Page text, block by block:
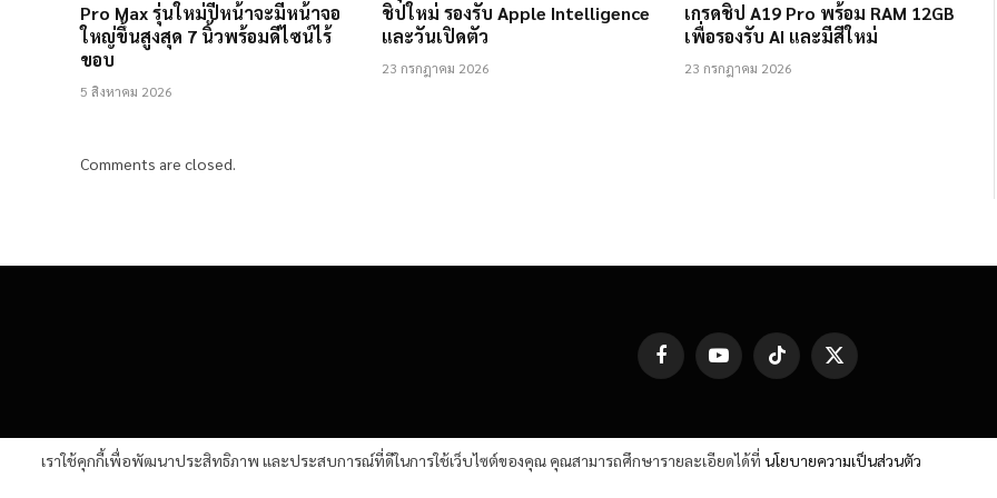
Pro Max รุ่นใหม่ปีหน้าจะมีหน้าจอ
ใหญ่ขึ้นสูงสุด 7 นิ้วพร้อมดีไซน์ไร้
ขอบ
5 สิงหาคม 2026
ชิปใหม่ รองรับ Apple Intelligence
และวันเปิดตัว
23 กรกฎาคม 2026
เกรดชิป A19 Pro พร้อม RAM 12GB
เพื่อรองรับ AI และมีสีใหม่
23 กรกฎาคม 2026
Comments are closed.
FacebookYouTube TikTok
X
(Twitter)
เราใช้คุกกี้เพื่อพัฒนาประสิทธิภาพ และประสบการณ์ที่ดีในการใช้เว็บไซต์ของคุณ คุณสามารถศึกษารายละเอียดได้ที่ นโยบายความเป็นส่วนตัว